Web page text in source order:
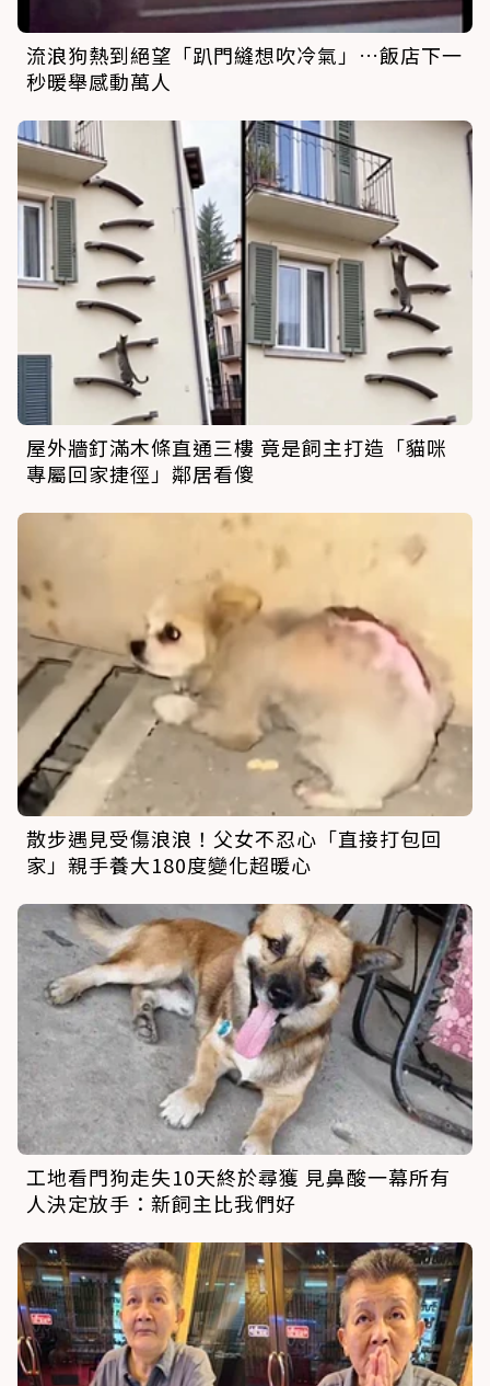
流浪狗熱到絕望「趴門縫想吹冷氣」…飯店下一
秒暖舉感動萬人
屋外牆釘滿木條直通三樓 竟是飼主打造「貓咪
專屬回家捷徑」鄰居看傻
散步遇見受傷浪浪！父女不忍心「直接打包回
家」親手養大180度變化超暖心
工地看門狗走失10天終於尋獲 見鼻酸一幕所有
人決定放手：新飼主比我們好